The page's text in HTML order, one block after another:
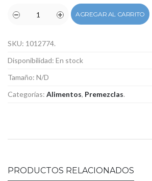
AGREGAR AL CARRITO
SKU: 1012774.
Disponibilidad: En stock
Tamaño: N/D
Categorías: Alimentos, Premezclas.
PRODUCTOS RELACIONADOS